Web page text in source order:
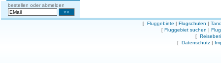
bestellen oder abmelden
[ Fluggebiete | Flugschulen |
[ Fluggebiet suchen |
[
[ Datenschutz |